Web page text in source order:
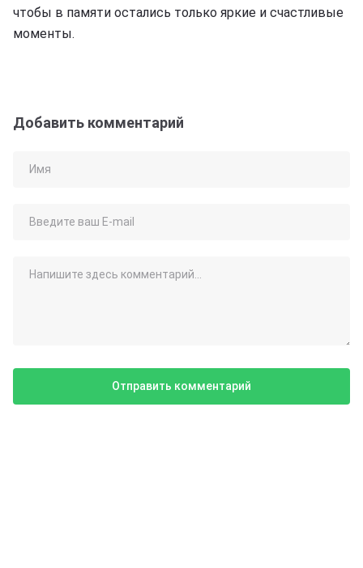
чтобы в памяти остались только яркие и счастливые
моменты.
Добавить комментарий